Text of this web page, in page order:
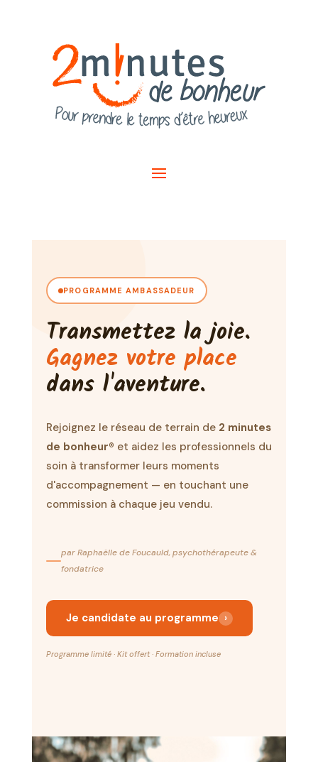
PROGRAMME AMBASSADEUR
Transmettez la joie.
Gagnez votre place
dans l'aventure.
Rejoignez le réseau de terrain de 2 minutes
de bonheur® et aidez les professionnels du
soin à transformer leurs moments
d'accompagnement — en touchant une
commission à chaque jeu vendu.
par Raphaëlle de Foucauld, psychothérapeute &
fondatrice
Je candidate au programme ›
Programme limité · Kit offert · Formation incluse